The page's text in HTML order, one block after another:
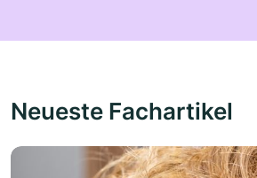
Neueste Fachartikel